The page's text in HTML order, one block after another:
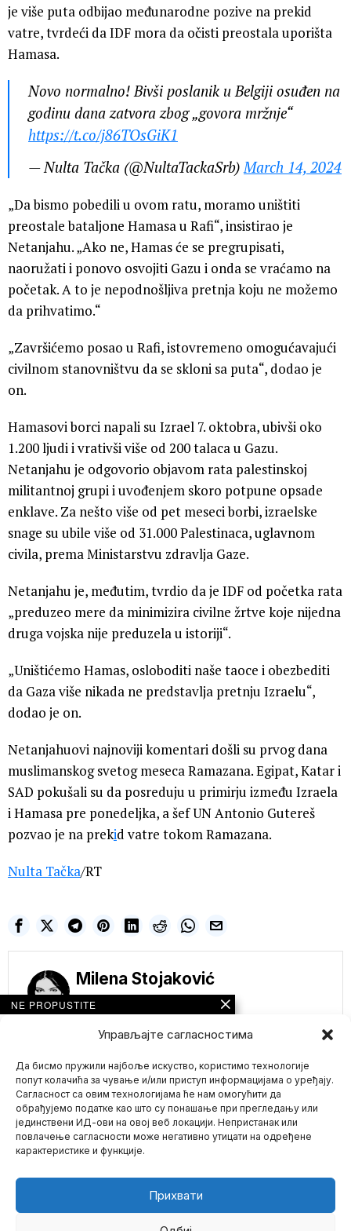
Управљајте сагласностима
Да бисмо пружили најбоље искуство, користимо технологије
попут колачића за чување и/или приступ информацијама о уређају.
Сагласност са овим технологијама ће нам омогућити да
обрађујемо податке као што су понашање при прегледању или
јединствени ИД-ови на овој веб локацији. Непристанак или
повлачење сагласности може негативно утицати на одређене
карактеристике и функције.
Прихвати
je više puta odbijao međunarodne pozive na prekid
vatre, tvrdeći da IDF mora da očisti preostala uporišta
Hamasa.
Novo normalno! Bivši poslanik u Belgiji osuđen na
godinu dana zatvora zbog „govora mržnje“
https://t.co/j86TOsGiK1
— Nulta Tačka (@NultaTackaSrb) March 14, 2024
„Da bismo pobedili u ovom ratu, moramo uništiti
preostale bataljone Hamasa u Rafi“, insistirao je
Netanjahu. „Ako ne, Hamas će se pregrupisati,
naoružati i ponovo osvojiti Gazu i onda se vraćamo na
početak. A to je nepodnošljiva pretnja koju ne možemo
da prihvatimo.“
„Završićemo posao u Rafi, istovremeno omogućavajući
civilnom stanovništvu da se skloni sa puta“, dodao je
on.
Hamasovi borci napali su Izrael 7. oktobra, ubivši oko
1.200 ljudi i vrativši više od 200 talaca u Gazu.
Netanjahu je odgovorio objavom rata palestinskoj
militantnoj grupi i uvođenjem skoro potpune opsade
enklave. Za nešto više od pet meseci borbi, izraelske
snage su ubile više od 31.000 Palestinaca, uglavnom
civila, prema Ministarstvu zdravlja Gaze.
Netanjahu je, međutim, tvrdio da je IDF od početka rata
„preduzeo mere da minimizira civilne žrtve koje nijedna
druga vojska nije preduzela u istoriji“.
„Uništićemo Hamas, osloboditi naše taoce i obezbediti
da Gaza više nikada ne predstavlja pretnju Izraelu“,
dodao je on.
Netanjahuovi najnoviji komentari došli su prvog dana
muslimanskog svetog meseca Ramazana. Egipat, Katar i
SAD pokušali su da posreduju u primirju između Izraela
i Hamasa pre ponedeljka, a šef UN Antonio Gutereš
pozvao je na prekid vatre tokom Ramazana.
Nulta Tačka/RT
Milena Stojaković
Mario zna Youtube
NE PROPUSTITE
NIKO OVO NE
PRENOSI! NA
DEMONSTRANATA U
MINHENU PROTIV
KOVID TIRANIJE
(VIDEO)
Protekle večeri glavne
ulice Minhena preplavile
su reke demonstranata
koji
Medicinska prevara u
Americi je norma:
Kako lekari
profitiraju zbog
pokvarenog sistema